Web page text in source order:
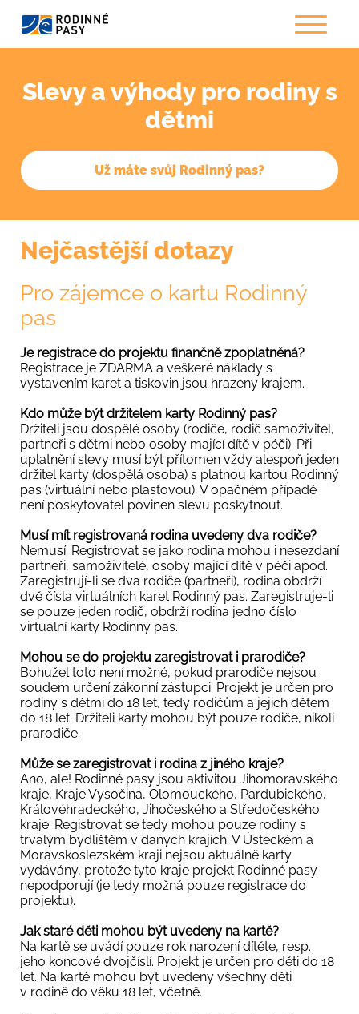
Slevy a výhody pro rodiny s
dětmi
Už máte svůj Rodinný pas?
Nejčastější dotazy
Pro zájemce o kartu Rodinný
pas
Je registrace do projektu finančně zpoplatněná?
Registrace je ZDARMA a veškeré náklady s
vystavením karet a tiskovin jsou hrazeny krajem.
Kdo může být držitelem karty Rodinný pas?
Držiteli jsou dospělé osoby (rodiče, rodič samoživitel,
partneři s dětmi nebo osoby mající dítě v péči). Při
uplatnění slevy musí být přítomen vždy alespoň jeden
držitel karty (dospělá osoba) s platnou kartou Rodinný
pas (virtuální nebo plastovou). V opačném případě
není poskytovatel povinen slevu poskytnout.
Musí mít registrovaná rodina uvedeny dva rodiče?
Nemusí. Registrovat se jako rodina mohou i nesezdaní
partneři, samoživitelé, osoby mající dítě v péči apod.
Zaregistrují-li se dva rodiče (partneři), rodina obdrží
dvě čísla virtuálních karet Rodinný pas. Zaregistruje-li
se pouze jeden rodič, obdrží rodina jedno číslo
virtuální karty Rodinný pas.
Mohou se do projektu zaregistrovat i prarodiče?
Bohužel toto není možné, pokud prarodiče nejsou
soudem určení zákonní zástupci. Projekt je určen pro
rodiny s dětmi do 18 let, tedy rodičům a jejich dětem
do 18 let. Držiteli karty mohou být pouze rodiče, nikoli
prarodiče.
Může se zaregistrovat i rodina z jiného kraje?
Ano, ale! Rodinné pasy jsou aktivitou Jihomoravského
kraje, Kraje Vysočina, Olomouckého, Pardubického,
Královéhradeckého, Jihočeského a Středočeského
kraje. Registrovat se tedy mohou pouze rodiny s
trvalým bydlištěm v daných krajích. V Ústeckém a
Moravskoslezském kraji nejsou aktuálně karty
vydávány, protože tyto kraje projekt Rodinné pasy
nepodporují (je tedy možná pouze registrace do
projektu).
Jak staré děti mohou být uvedeny na kartě?
Na kartě se uvádí pouze rok narození dítěte, resp.
jeho koncové dvojčíslí. Projekt je určen pro děti do 18
let. Na kartě mohou být uvedeny všechny děti
v rodině do věku 18 let, včetně.